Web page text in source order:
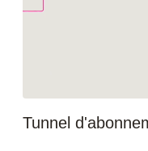
Tunnel